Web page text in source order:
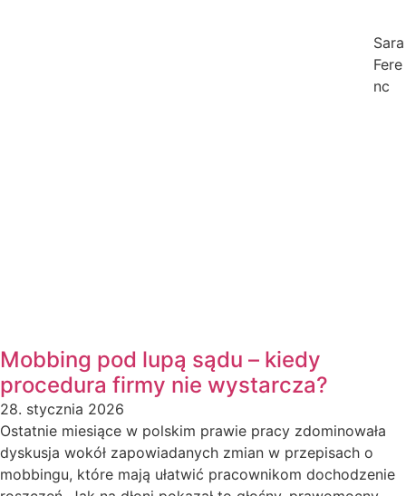
Sara
Fere
nc
Mobbing pod lupą sądu – kiedy
procedura firmy nie wystarcza?
28. stycznia 2026
Ostatnie miesiące w polskim prawie pracy zdominowała
dyskusja wokół zapowiadanych zmian w przepisach o
mobbingu, które mają ułatwić pracownikom dochodzenie